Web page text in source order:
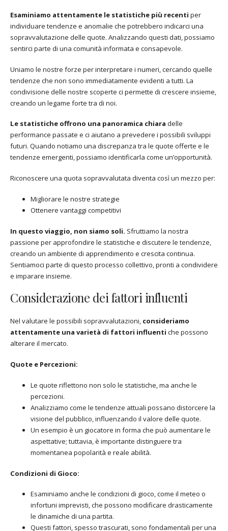
Esaminiamo attentamente le statistiche più recenti per
individuare tendenze e anomalie che potrebbero indicarci una
sopravvalutazione delle quote. Analizzando questi dati, possiamo
sentirci parte di una comunità informata e consapevole.
Uniamo le nostre forze per interpretare i numeri, cercando quelle
tendenze che non sono immediatamente evidenti a tutti. La
condivisione delle nostre scoperte ci permette di crescere insieme,
creando un legame forte tra di noi.
Le statistiche offrono una panoramica chiara delle
performance passate e ci aiutano a prevedere i possibili sviluppi
futuri. Quando notiamo una discrepanza tra le quote offerte e le
tendenze emergenti, possiamo identificarla come un’opportunità.
Riconoscere una quota sopravvalutata diventa così un mezzo per:
Migliorare le nostre strategie
Ottenere vantaggi competitivi
In questo viaggio, non siamo soli. Sfruttiamo la nostra
passione per approfondire le statistiche e discutere le tendenze,
creando un ambiente di apprendimento e crescita continua.
Sentiamoci parte di questo processo collettivo, pronti a condividere
e imparare insieme.
Considerazione dei fattori influenti
Nel valutare le possibili sopravvalutazioni, consideriamo
attentamente una varietà di fattori influenti che possono
alterare il mercato.
Quote e Percezioni:
Le quote riflettono non solo le statistiche, ma anche le
percezioni.
Analizziamo come le tendenze attuali possano distorcere la
visione del pubblico, influenzando il valore delle quote.
Un esempio è un giocatore in forma che può aumentare le
aspettative; tuttavia, è importante distinguere tra
momentanea popolarità e reale abilità.
Condizioni di Gioco:
Esaminiamo anche le condizioni di gioco, come il meteo o
infortuni imprevisti, che possono modificare drasticamente
le dinamiche di una partita.
Questi fattori, spesso trascurati, sono fondamentali per una